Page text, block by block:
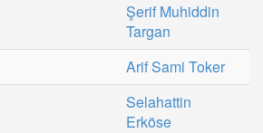
Şerif Muhiddin
Targan
Arif Sami Toker
Selahattin
Erköse